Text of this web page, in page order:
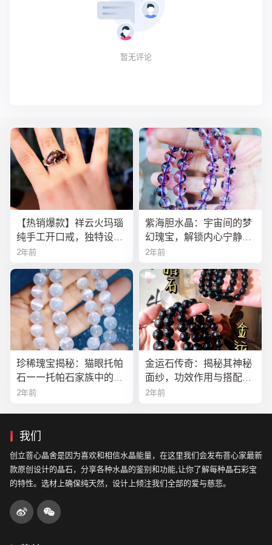
暂无评论
【热销爆款】祥云火玛瑙
纯手工开口戒，独特设计
寓意吉祥，时尚与灵性的
2年前
紫海胆水晶：宇宙间的梦
幻瑰宝，解锁内心宁静与
疗愈之秘
2年前
珍稀瑰宝揭秘：猫眼托帕
石——托帕石家族中的绝
美异类
2年前
金运石传奇：揭秘其神秘
面纱，功效作用与搭配法
全解析
2年前
我们
创立菩心晶舍是因为喜欢和相信水晶能量，在这里我们会发布菩心家最新
款原创设计的晶石，分享各种水晶的鉴别和功能,让你了解每种晶石彩宝
的特性。选材上确保纯天然，设计上倾注我们全部的爱与慈悲。